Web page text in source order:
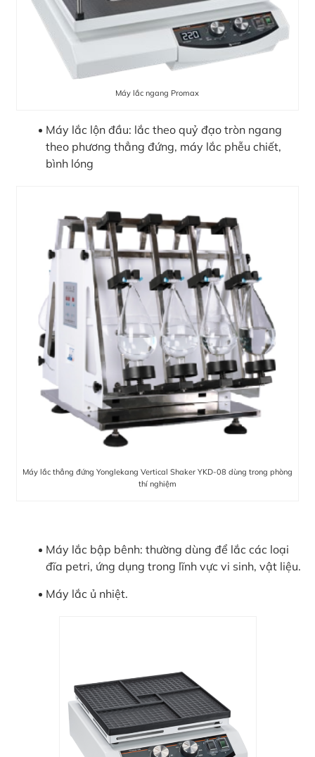
Máy lắc ngang Promax
Máy lắc lộn đầu: lắc theo quỷ đạo tròn ngang
theo phương thẳng đứng, máy lắc phễu chiết,
bình lóng
Máy lắc thẳng đứng Yonglekang Vertical Shaker YKD-08 dùng trong phòng
thí nghiệm
Máy lắc bập bênh: thường dùng để lắc các loại
đĩa petri, ứng dụng trong lĩnh vực vi sinh, vật liệu.
Máy lắc ủ nhiệt.